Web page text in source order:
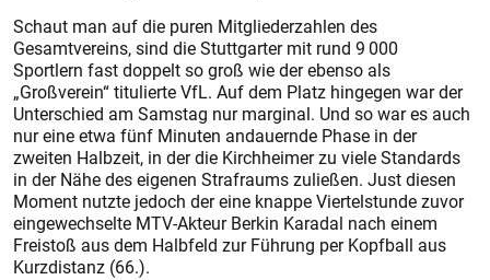
Schaut man auf die puren Mitgliederzahlen des
Gesamtvereins, sind die Stuttgarter mit rund 9 000
Sportlern fast doppelt so groß wie der ebenso als
„Großverein“ titulierte VfL. Auf dem Platz hingegen war der
Unterschied am Samstag nur marginal. Und so war es auch
nur eine etwa fünf Minuten andauernde Phase in der
zweiten Halbzeit, in der die Kirchheimer zu viele Standards
in der Nähe des eigenen Strafraums zuließen. Just diesen
Moment nutzte jedoch der eine knappe Viertelstunde zuvor
eingewechselte MTV-Akteur Berkin Karadal nach einem
Freistoß aus dem Halbfeld zur Führung per Kopfball aus
Kurzdistanz (66.).